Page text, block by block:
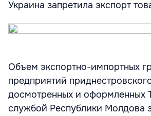
Украина запретила экспорт
Объем экспортно-импортных
предприятий
досмотренных и оформленных
службой Республики Молдова